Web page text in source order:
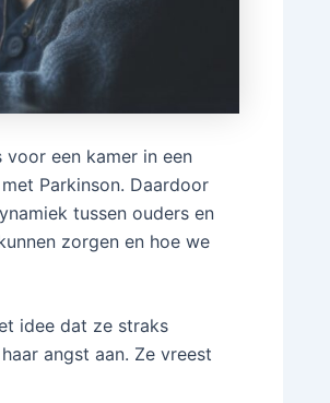
een kamer in een
Parkinson. Daardoor
tussen ouders en
zorgen en hoe we
idee dat ze straks
angst aan. Ze vreest